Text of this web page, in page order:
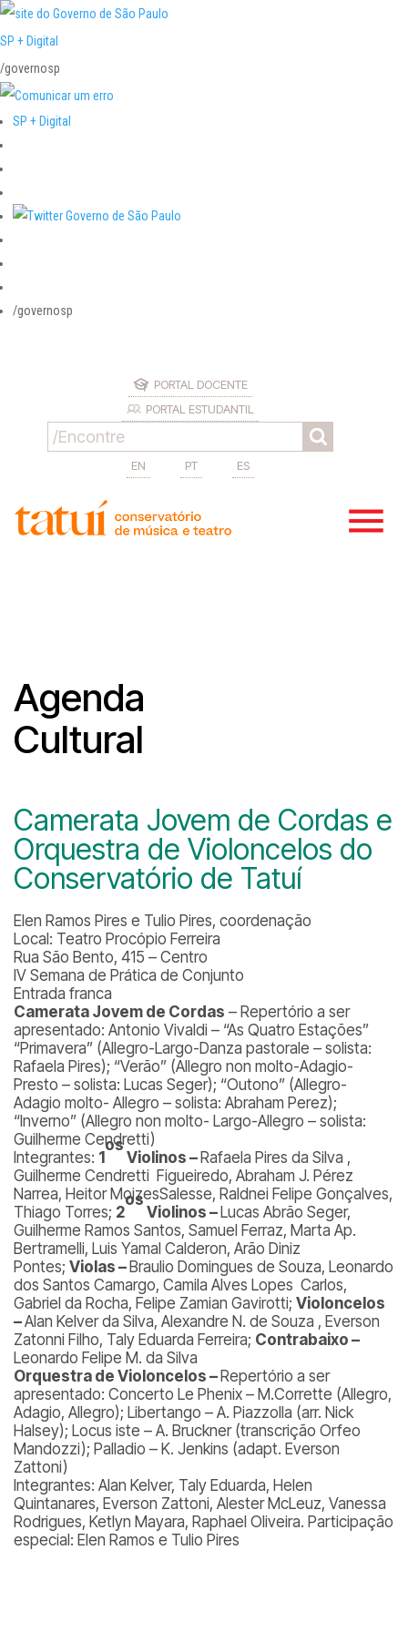
SP + Digital
/governosp
SP + Digital
/governosp
PORTAL DOCENTE
PORTAL ESTUDANTIL
EN PT ES
Agenda
Cultural
Camerata Jovem de Cordas e
Orquestra de Violoncelos do
Conservatório de Tatuí
Elen Ramos Pires e Tulio Pires, coordenação
Local: Teatro Procópio Ferreira
Rua São Bento, 415 – Centro
IV Semana de Prática de Conjunto
Entrada franca
Camerata Jovem de Cordas – Repertório a ser
apresentado: Antonio Vivaldi – “As Quatro Estações”
“Primavera” (Allegro-Largo-Danza pastorale – solista:
Rafaela Pires); “Verão” (Allegro non molto-Adagio-
Presto – solista: Lucas Seger); “Outono” (A llegro-
Adagio molto- Allegro – solista: Abraham Perez);
“Inverno” (Allegro non molto- Largo-Allegro – solista:
Guilherme Cendretti)
Integrantes: 1
os
Violinos – Rafaela Pires da Silva ,
Guilherme Cendretti Figueiredo, Abraham J. Pérez
Narrea, Heitor MoizesSalesse, Raldnei Felipe Gonçalves,
Thiago Torres; 2
os
Violinos – Lucas Abrão Seger,
Guilherme Ramos Santos, Samuel Ferraz, Marta Ap.
Bertramelli, Luis Yamal Calderon, Arão Diniz
Pontes; Violas – Braulio Domingues de Souza, Leonardo
dos Santos Camargo, Camila Alves Lopes Carlos,
Gabriel da Rocha, Felipe Zamian Gavirotti; Violoncelos
–Alan Kelver da Silva, Alexandre N. de Souza , Everson
Zatonni Filho, Taly Eduarda Ferreira; Contrabaixo –
Leonardo Felipe M. da Silva
Orquestra de Violoncelos – Repertório a ser
apresentado: Concerto Le Phenix – M.Corrette (Allegro,
Adagio, Allegro); Libertango – A. Piazzolla (arr. Nick
Halsey); Locus iste – A. Bruckner (transcrição Orfeo
Mandozzi); Palladio – K. Jenkins (adapt. Everson
Zattoni)
Integrantes: Alan Kelver, Taly Eduarda, Helen
Quintanares, Everson Zattoni, Alester McLeuz, Vanessa
Rodrigues, Ketlyn Mayara, Raphael Oliveira. Participação
especial: Elen Ramos e Tulio Pires